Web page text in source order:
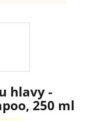
hlavy -
250 ml